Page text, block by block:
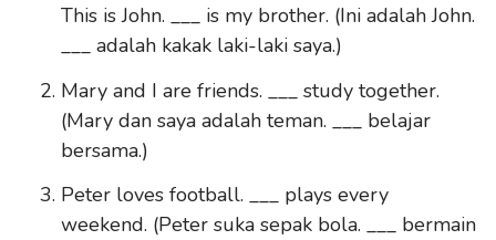
This is John. ___ is my brother. (Ini adalah John.
___ adalah kakak laki-laki saya.)
Mary and I are friends. ___ study together.
(Mary dan saya adalah teman. ___ belajar
bersama.)
Peter loves football. ___ plays every
weekend. (Peter suka sepak bola. ___ bermain